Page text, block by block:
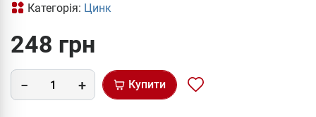
Категорія: Цинк
248 грн
Купити